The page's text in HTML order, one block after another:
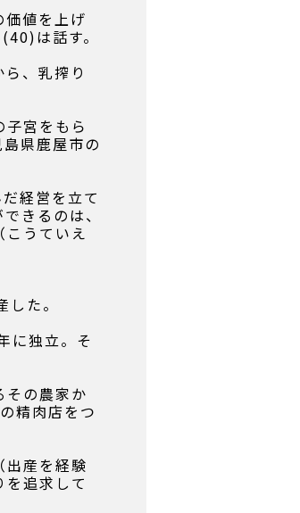
価値を上げ
は話す。
、乳搾り
宮をもら
県鹿屋市の
経営を立て
きるのは、
うていえ
た。
に独立。そ
その農家か
精肉店をつ
出産を経験
追求して